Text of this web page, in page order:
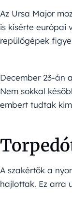
Az Ursa Major
is kísérte európai
repülőgépek
December 23-án
Nem sokkal
embert tudtak
A szakértők a
hajlottak. Ez arra